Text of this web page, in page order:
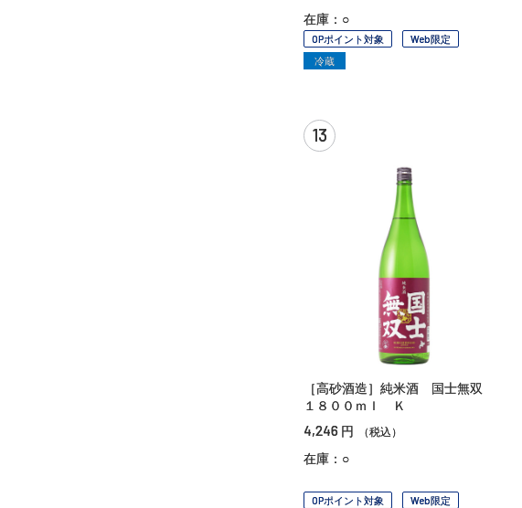
在庫：○
OPポイント対象
Web限定
冷蔵
13
［高砂酒造］純米酒 国士無双
１８００ｍｌ Ｋ
4,246 円 （税込）
在庫：○
OPポイント対象 Web限定